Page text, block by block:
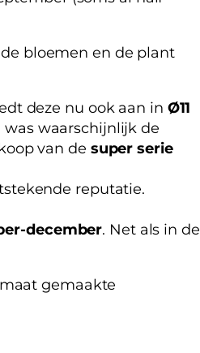
bloemen en de plant
deze nu ook aan in Ø11
waarschijnlijk de
van de super serie
reputatie.
december. Net als in de
gemaakte